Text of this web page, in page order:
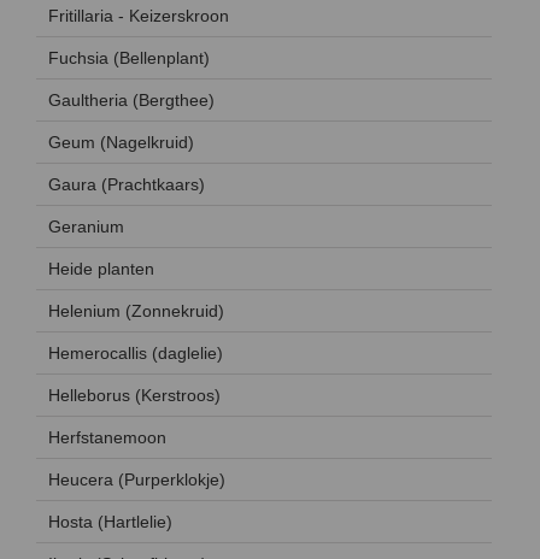
Fritillaria - Keizerskroon
Fuchsia (Bellenplant)
Gaultheria (Bergthee)
Geum (Nagelkruid)
Gaura (Prachtkaars)
Geranium
Heide planten
Helenium (Zonnekruid)
Hemerocallis (daglelie)
Helleborus (Kerstroos)
Herfstanemoon
Heucera (Purperklokje)
Hosta (Hartlelie)